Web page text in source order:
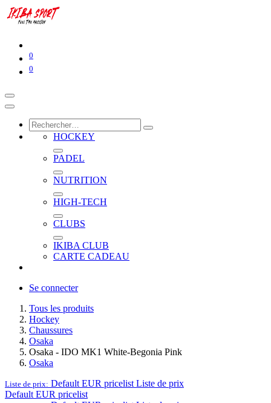
0
0
HOCKEY
PADEL
NUTRITION
HIGH-TECH
CLUBS
IKIBA CLUB
CARTE CADEAU
Se connecter
Tous les produits
Hockey
Chaussures
Osaka
Osaka - IDO MK1 White-Begonia Pink
Osaka
Liste de prix: Default EUR pricelist Liste de prix
Default EUR pricelist